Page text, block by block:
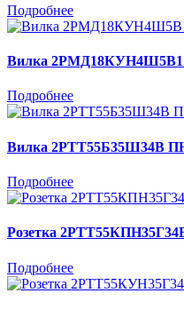
Подробнее
Вилка
Подробнее
Вилка 2РТТ55Б35Ш34В
Подробнее
Розетка
Подробнее